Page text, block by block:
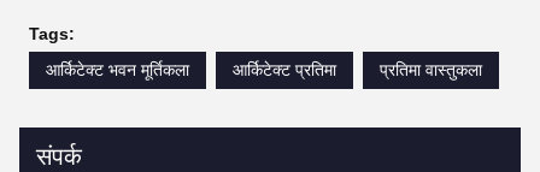
Tags:
आर्किटेक्ट भवन मूर्तिकला
आर्किटेक्ट प्रतिमा प्रतिमा वास्तुकला
संपर्क